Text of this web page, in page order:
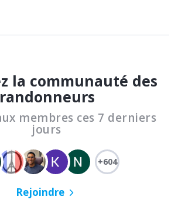
la communauté des
randonneurs
membres ces 7 derniers
jours
+604
Rejoindre